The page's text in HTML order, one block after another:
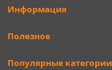
Информация
Полезное
Популярные категории